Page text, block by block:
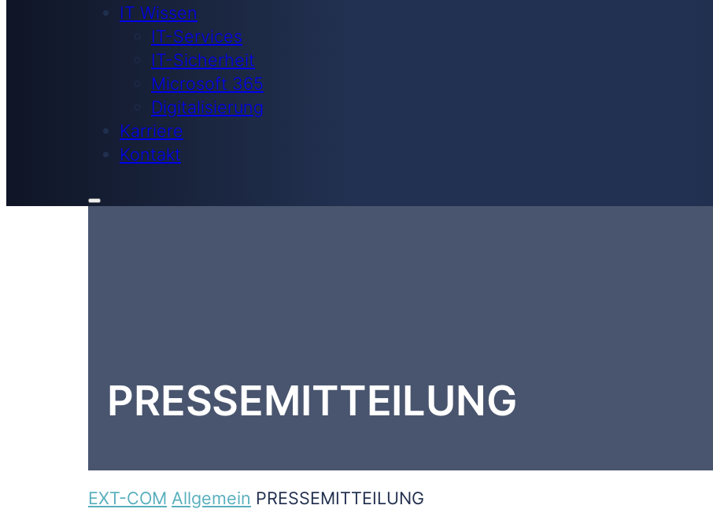
IT Wissen
IT-Services
IT-Sicherheit
Microsoft 365
Digitalisierung
Karriere
Kontakt
PRESSEMITTEILUNG
EXT-COM Allgemein PRESSEMITTEILUNG